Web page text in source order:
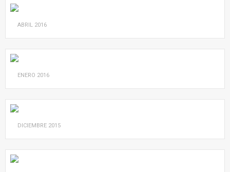
ABRIL 2016
ENERO 2016
DICIEMBRE 2015